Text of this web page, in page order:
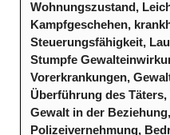
Wohnungszustand,
Kampfgeschehen,
Steuerungsfähigkeit,
Stumpfe
Vorerkrankungen,
Überführung des
Gewalt in der
Polizeivernehmung,